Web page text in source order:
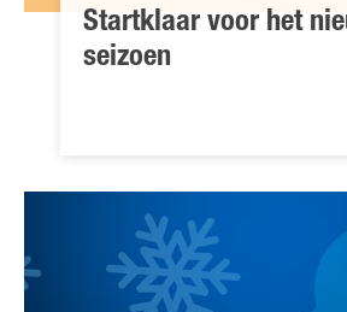
Startklaar voor het
seizoen